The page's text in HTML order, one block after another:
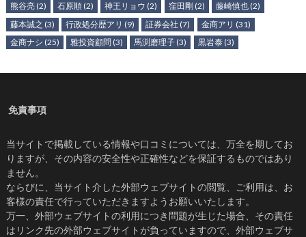
熊谷亮(2) 石原順 (2) 神王リョウ (2) 窪田剛(2) 藤崎慎也(2)
藤本誠之 (3) 行政処分歴アリ (9) 証券会社 (7) 金商アリ (31)
金商ナシ (25) 雅投資顧問 (3) 馬渕磨理子 (3) 黒岩泰(3)
免責事項
当サイトで掲載している情報や口コミについては、万全を期してお
りますが、その内容の安全性や正確性などを保証するものではあり
ません。
ならびに、当サイト介した外部ウェブサイトの閲覧、ご利用は、お
客様の責任で行っていただきますようお願いいたします。
万一、外部ウェブサイトの利用につき問題が生じた場合、その責任
はリンク先の外部ウェブサイトが負っていますので、外部ウェブサ